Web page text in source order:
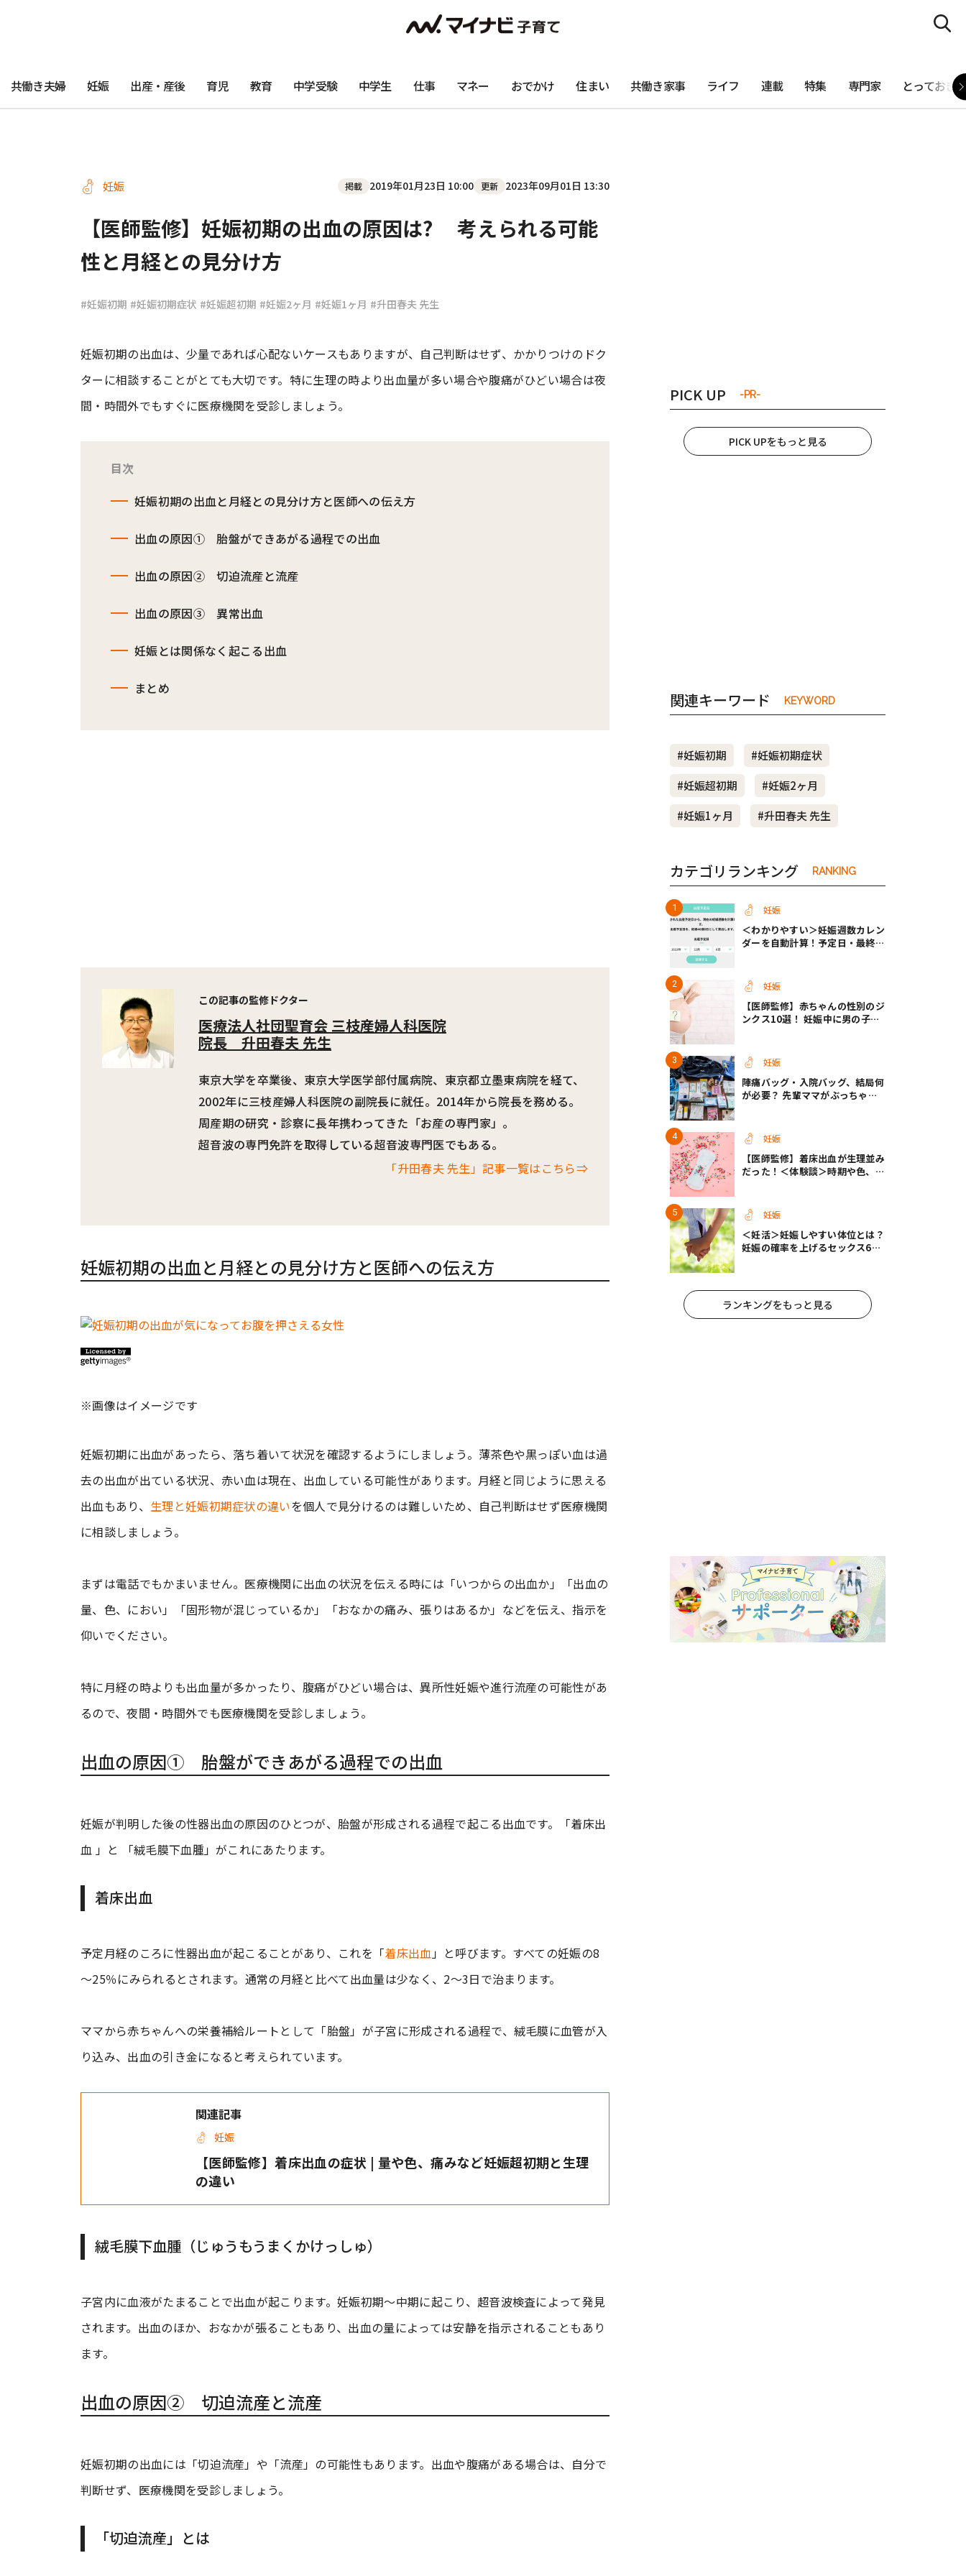
共働き夫婦 妊娠 出産・産後 育児 教育 中学受験 中学生 仕事 マネー おでかけ 住まい 共働き家事 ライフ 連載 特集 専門家 とっておき
妊娠 掲載 2019年01月23日 10:00 更新 2023年09月01日 13:30
【医師監修】妊娠初期の出血の原因は? 考えられる可能
性と月経との見分け方
#妊娠初期 #妊娠初期症状 #妊娠超初期 #妊娠2ヶ月 #妊娠1ヶ月 #升田春夫 先生
妊娠初期の出血は、少量であれば心配ないケースもありますが、自己判断はせず、かかりつけのドク
ターに相談することがとても大切です。特に生理の時より出血量が多い場合や腹痛がひどい場合は夜
間・時間外でもすぐに医療機関を受診しましょう。
目次
妊娠初期の出血と月経との見分け方と医師への伝え方
出血の原因① 胎盤ができあがる過程での出血
出血の原因② 切迫流産と流産
出血の原因③ 異常出血
妊娠とは関係なく起こる出血
まとめ
この記事の監修ドクター
医療法人社団聖育会 三枝産婦人科医院
院長 升田春夫 先生
東京大学を卒業後、東京大学医学部付属病院、東京都立墨東病院を経て、
2002年に三枝産婦人科医院の副院長に就任。2014年から院長を務める。
周産期の研究・診察に長年携わってきた「お産の専門家」。
超音波の専門免許を取得している超音波専門医でもある。
「升田春夫 先生」記事一覧はこちら⇒
妊娠初期の出血と月経との見分け方と医師への伝え方
※画像はイメージです
妊娠初期に出血があったら、落ち着いて状況を確認するようにしましょう。薄茶色や黒っぽい血は過
去の出血が出ている状況、赤い血は現在、出血している可能性があります。月経と同じように思える
出血もあり、 生理と妊娠初期症状の違いを個人で見分けるのは難しいため、自己判断はせず医療機関
に相談しましょう。
まずは電話でもかまいません。医療機関に出血の状況を伝える時には「いつからの出血か」「出血の
量、色、におい」「固形物が混じっているか」「おなかの痛み、張りはあるか」などを伝え、指示を
仰いでください。
特に月経の時よりも出血量が多かったり、腹痛がひどい場合は、異所性妊娠や進行流産の可能性があ
るので、夜間・時間外でも医療機関を受診しましょう。
出血の原因① 胎盤ができあがる過程での出血
妊娠が判明した後の性器出血の原因のひとつが、胎盤が形成される過程で起こる出血です。「着床出
血 」と 「絨毛膜下血腫」がこれにあたります。
着床出血
予定月経のころに性器出血が起こることがあり、これを「着床出血」と呼びます。すべての妊娠の8
～25％にみられるとされます。通常の月経と比べて出血量は少なく、2～3日で治まります。
ママから赤ちゃんへの栄養補給ルートとして「胎盤」が子宮に形成される過程で、絨毛膜に血管が入
り込み、出血の引き金になると考えられています。
関連記事
妊娠
【医師監修】着床出血の症状 | 量や色、痛みなど妊娠超初期と生理
の違い
絨毛膜下血腫（じゅうもうまくかけっしゅ）
子宮内に血液がたまることで出血が起こります。妊娠初期～中期に起こり、超音波検査によって発見
されます。出血のほか、おなかが張ることもあり、出血の量によっては安静を指示されることもあり
ます。
出血の原因② 切迫流産と流産
妊娠初期の出血には「切迫流産」や「流産」の可能性もあります。出血や腹痛がある場合は、自分で
判断せず、医療機関を受診しましょう。
「切迫流産」とは
PICK UP -PR-
PICK UPをもっと見る
関連キーワード KEYWORD
#妊娠初期
#妊娠初期症状
#妊娠超初期
#妊娠2ヶ月
#妊娠1ヶ月
#升田春夫 先生
カテゴリランキング RANKING
妊娠
＜わかりやすい＞妊娠週数カレン
ダーを自動計算！予定日・最終生
妊娠
【医師監修】赤ちゃんの性別のジ
ンクス10選！ 妊娠中に男の子・
妊娠
陣痛バッグ・入院バッグ、結局何
が必要？ 先輩ママがぶっちゃけ
妊娠
【医師監修】着床出血が生理並み
だった！＜体験談＞時期や色、そ
妊娠
＜妊活＞妊娠しやすい体位とは？
妊娠の確率を上げるセックス6つ
ランキングをもっと見る